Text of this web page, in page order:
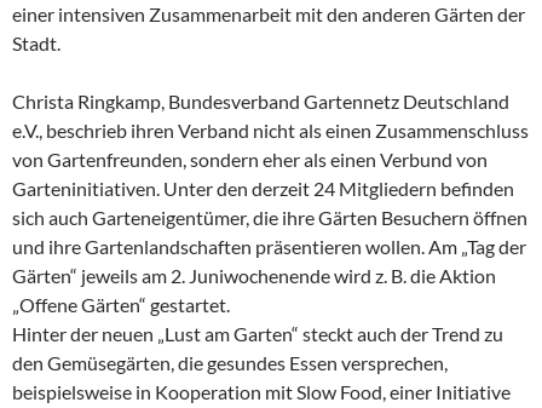
einer intensiven Zusammenarbeit mit den anderen Gärten der
Stadt.
Christa Ringkamp, Bundesverband Gartennetz Deutschland
e.V., beschrieb ihren Verband nicht als einen Zusammenschluss
von Gartenfreunden, sondern eher als einen Verbund von
Garteninitiativen. Unter den derzeit 24 Mitgliedern befinden
sich auch Garteneigentümer, die ihre Gärten Besuchern öffnen
und ihre Gartenlandschaften präsentieren wollen. Am „Tag der
Gärten“ jeweils am 2. Juniwochenende wird z. B. die Aktion
„Offene Gärten“ gestartet.
Hinter der neuen „Lust am Garten“ steckt auch der Trend zu
den Gemüsegärten, die gesundes Essen versprechen,
beispielsweise in Kooperation mit Slow Food, einer Initiative